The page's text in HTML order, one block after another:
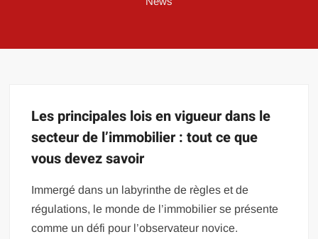
Les principales lois en vigueur dans le
secteur de l’immobilier : tout ce que
vous devez savoir
Immergé dans un labyrinthe de règles et de
régulations, le monde de l’immobilier se présente
comme un défi pour l’observateur novice.